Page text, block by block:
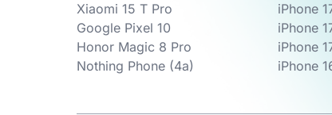
Xiaomi 15 T Pro
Google Pixel 10
Honor Magic 8 Pro
Nothing Phone (4a)
iPhone
iPhone
iPhone
iPhone